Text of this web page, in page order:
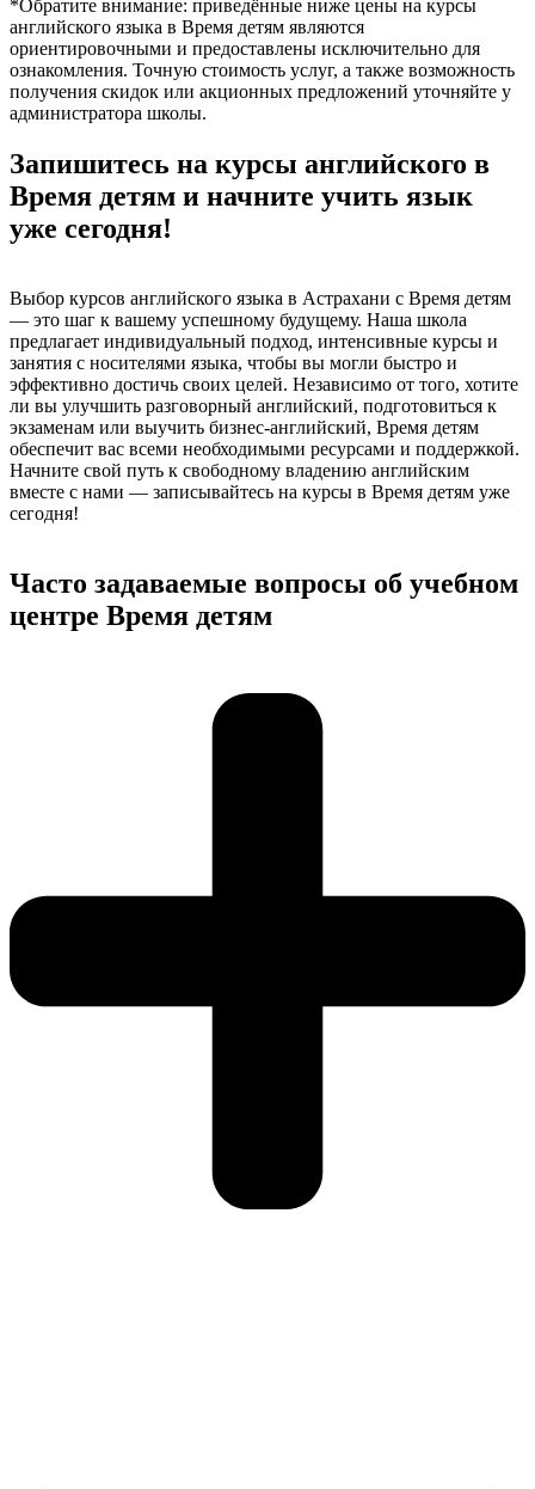
*Обратите внимание: приведённые ниже цены на курсы
английского языка в Время детям являются
ориентировочными и предоставлены исключительно для
ознакомления. Точную стоимость услуг, а также возможность
получения скидок или акционных предложений уточняйте у
администратора школы.
Запишитесь на курсы английского в
Время детям и начните учить язык
уже сегодня!
Выбор курсов английского языка в Астрахани с Время детям
— это шаг к вашему успешному будущему. Наша школа
предлагает индивидуальный подход, интенсивные курсы и
занятия с носителями языка, чтобы вы могли быстро и
эффективно достичь своих целей. Независимо от того, хотите
ли вы улучшить разговорный английский, подготовиться к
экзаменам или выучить бизнес-английский, Время детям
обеспечит вас всеми необходимыми ресурсами и поддержкой.
Начните свой путь к свободному владению английским
вместе с нами — записывайтесь на курсы в Время детям уже
сегодня!
Часто задаваемые вопросы об учебном
центре Время детям